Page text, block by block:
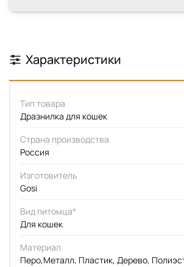
Характеристики
Тип товара
Дразнилка для кошек
Страна производства
Россия
Изготовитель
Gosi
Вид питомца*
Для кошек
Материал
Перо,Металл, Пластик, Дерево,